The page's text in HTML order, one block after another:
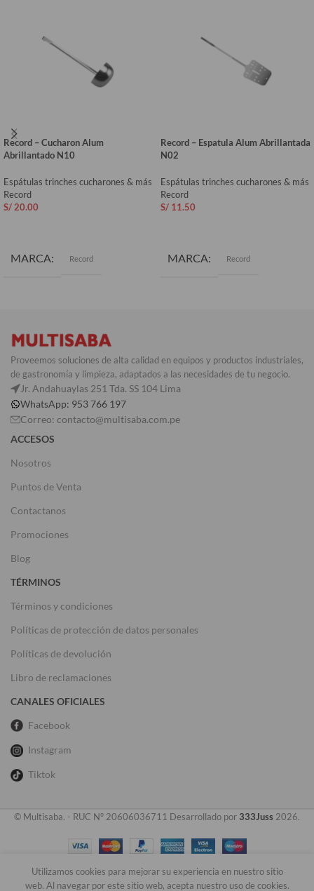
Record – Cucharon Alum
Abrillantado N10
Espátulas trinches cucharones & más
Record
S/ 20.00
MARCA Record
Record – Espatula Alum Abrillantada
N02
Espátulas trinches cucharones & más
Record
S/ 11.50
MARCA Record
Proveemos soluciones de alta calidad en equipos y productos industriales,
de gastronomía y limpieza, adaptados a las necesidades de tu negocio.
Jr. Andahuaylas 251 Tda. SS 104 Lima
WhatsApp: 953 766 197
Correo: contacto@multisaba.com.pe
ACCESOS
Nosotros
Puntos de Venta
Contactanos
Promociones
Blog
TÉRMINOS
Términos y condiciones
Políticas de protección de datos personales
Políticas de devolución
Libro de reclamaciones
CANALES OFICIALES
Facebook
Instagram
Tiktok
© Multisaba. - RUC N° 20606036711 Desarrollado por 333Juss 2026.
0
Utilizamos cookies para mejorar su experiencia en nuestro sitio
web. Al navegar por este sitio web, acepta nuestro uso de cookies.